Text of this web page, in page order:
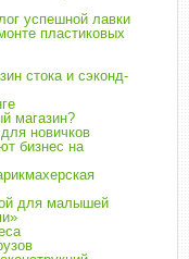
успешной лавки
пластиковых
стока и сэконд-
магазин?
новичков
бизнес на
для малышей